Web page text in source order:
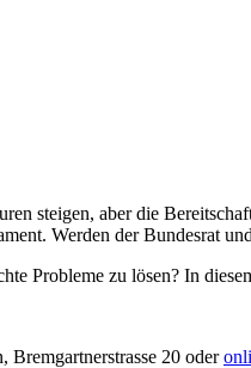
steigen, aber die
Werden der Bundesrat
Probleme zu lösen? In
20 oder